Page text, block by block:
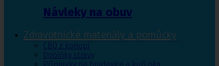
Návleky na obuv
Zdravotnické materiály a pomůcky
CBD z konopí
Doplňky stravy